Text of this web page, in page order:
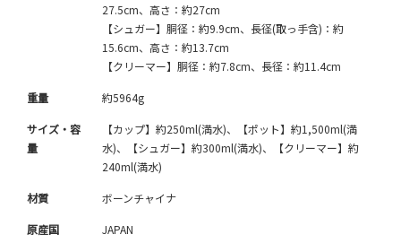
27.5cm、高さ：約27cm
【シュガー】胴径：約9.9cm、長径(取っ手含)：約
15.6cm、高さ：約13.7cm
【クリーマー】胴径：約7.8cm、長径：約11.4cm
重量 約5964g
サイズ・容
量
【カップ】約250ml(満水)、【ポット】約1,500ml(満
水)、【シュガー】約300ml(満水)、【クリーマー】約
240ml(満水)
材質 ボーンチャイナ
原産国 JAPAN